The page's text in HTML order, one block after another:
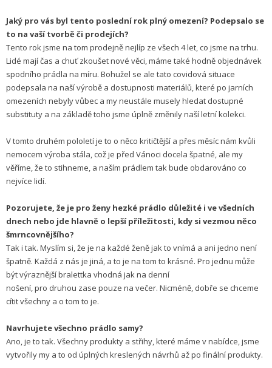
Jaký pro vás byl tento poslední rok plný omezení? Podepsalo se
to na vaší tvorbě či prodejích?
Tento rok jsme na tom prodejně nejlíp ze všech 4 let, co jsme na trhu.
Lidé mají čas a chuť zkoušet nové věci, máme také hodně objednávek
spodního prádla na míru. Bohužel se ale tato covidová situace
podepsala na naší výrobě a dostupnosti materiálů, které po jarních
omezeních nebyly vůbec a my neustále musely hledat dostupné
substituty a na základě toho jsme úplně změnily naší letní kolekci.
V tomto druhém pololetí je to o něco kritičtější a přes měsíc nám kvůli
nemocem výroba stála, což je před Vánoci docela špatné, ale my
věříme, že to stihneme, a naším prádlem tak bude obdarováno co
nejvíce lidí.
Pozorujete, že je pro ženy hezké prádlo důležité i ve všedních
dnech nebo jde hlavně o lepší příležitosti, kdy si vezmou něco
šmrncovnějšího?
Tak i tak. Myslím si, že je na každé ženě jak to vnímá a ani jedno není
špatně. Každá z nás je jiná, a to je na tom to krásné. Pro jednu může
být výraznější bralettka vhodná jak na denní
nošení, pro druhou zase pouze na večer. Nicméně, dobře se chceme
cítit všechny a o tom to je.
Navrhujete všechno prádlo samy?
Ano, je to tak. Všechny produkty a střihy, které máme v nabídce, jsme
vytvořily my a to od úplných kreslených návrhů až po finální produkty.